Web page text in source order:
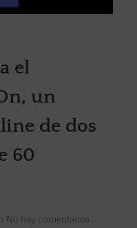
el
un
de dos
60
No hay comentarios